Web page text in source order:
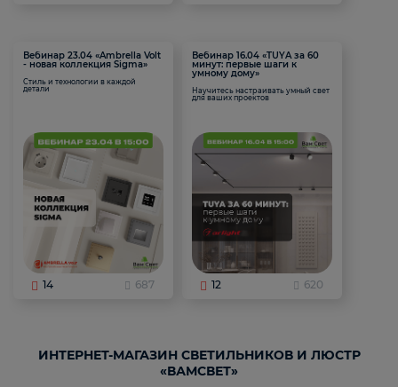
Вебинар 23.04 «Ambrella Volt
- новая коллекция Sigma»
Стиль и технологии в каждой
детали
14 687
Вебинар 16.04 «TUYA за 60
минут: первые шаги к
умному дому»
Научитесь настраивать умный свет
для ваших проектов
12 620
ИНТЕРНЕТ-МАГАЗИН СВЕТИЛЬНИКОВ И ЛЮСТР
«ВАМСВЕТ»